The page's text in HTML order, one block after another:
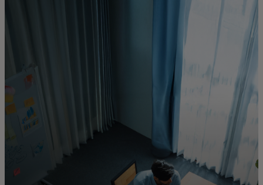
For bedrifter
For verden
For innovatører
Nyheter og trender